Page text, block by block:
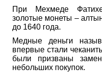
При Мехмеде
золотые монеты –
до 1640 года.
Медные деньги
впервые стали
были призваны
небольших покупок.